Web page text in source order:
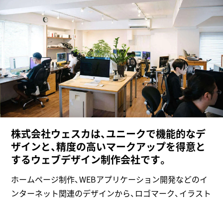
株式会社ウェスカは、ユニークで機能的なデ
ザインと、精度の高いマークアップを得意と
するウェブデザイン制作会社です。
ホームページ制作、WEBアプリケーション開発などのイ
ンターネット関連のデザインから、ロゴマーク、イラスト